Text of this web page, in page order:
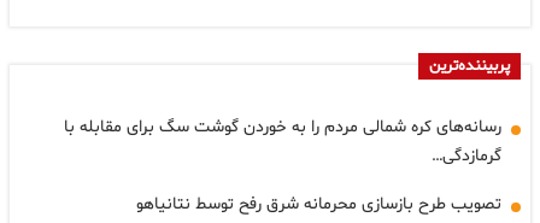
پربیننده‌ترین
رسانه‌های کره شمالی مردم را به خوردن گوشت سگ برای مقابله با
گرمازدگی…
تصویب طرح بازسازی محرمانه شرق رفح توسط نتانیاهو